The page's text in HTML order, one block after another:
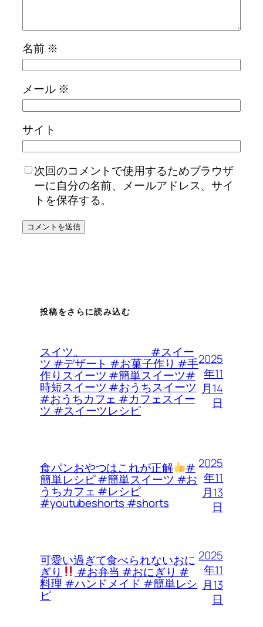
名前 ※
メール ※
サイト
次回のコメントで使用するためブラウザ
ーに自分の名前、メールアドレス、サイ
トを保存する。
投稿をさらに読み込む
スイツ。 #スイー
ツ #デザート #お菓子作り #手
作りスイーツ #簡単スイーツ#
時短スイーツ #おうちスイーツ
#おうちカフェ #カフェスイー
ツ #スイーツレシピ
2025
年11
月14
日
食パンおやつはこれが正解 #
簡単レシピ #簡単スイーツ #お
うちカフェ #レシピ
#youtubeshorts #shorts
2025
年11
月13
日
可愛い過ぎて食べられないおに
ぎり #お弁当 #おにぎり #
料理 #ハンドメイド #簡単レシ
ピ
2025
年11
月13
日